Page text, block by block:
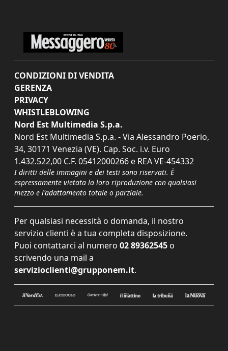
CONDIZIONI DI VENDITA
GERENZA
PRIVACY
WHISTLEBLOWING
Nord Est Multimedia S.p.a.
Nord Est Multimedia S.p.a. - Via Alessandro Poerio,
34, 30171 Venezia (VE). Cap. Soc. i.v. Euro
1.432.522,00 C.F. 05412000266 e REA VE-454332
I diritti delle immagini e dei testi sono riservati. È
espressamente vietata la loro riproduzione con qualsiasi
mezzo e l'adattamento totale o parziale.
Per qualsiasi necessità o domanda, il nostro
servizio clienti è a tua completa disposizione.
Puoi contattarci al numero 02 89362545 o
scrivendo una mail a
servizioclienti@grupponem.it.